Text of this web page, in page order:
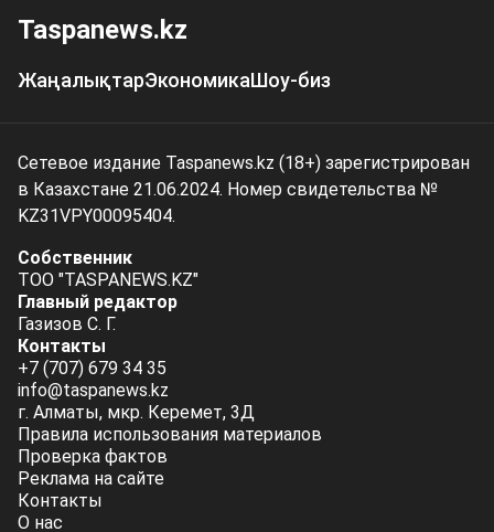
Taspanews.kz
ЖаңалықтарЭкономикаШоу-биз
Сетевое издание Taspanews.kz (18+) зарегистрирован
в Казахстане 21.06.2024. Номер свидетельства №
KZ31VPY00095404.
Собственник
ТОО "TASPANEWS.KZ"
Главный редактор
Газизов С. Г.
Контакты
+7 (707) 679 34 35
info@taspanews.kz
г. Алматы, мкр. Керемет, 3Д
Правила использования материалов
Проверка фактов
Реклама на сайте
Контакты
О нас